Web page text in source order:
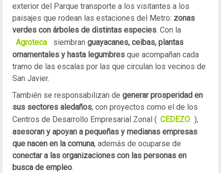
exterior del Parque transporte a los visitantes a los
paisajes que rodean las estaciones del Metro: zonas
verdes con árboles de distintas especies. Con la
Agroteca
siembran guayacanes, ceibas, plantas
ornamentales y hasta legumbres que acompañan cada
tramo de las escalas por las que circulan los vecinos de
San Javier.
También se responsabilizan de generar prosperidad en
sus sectores aledaños, con proyectos como el de los
Centros de Desarrollo Empresarial Zonal ( CEDEZO ),
asesoran y apoyan a pequeñas y medianas empresas
que nacen en la comuna, además de ocuparse de
conectar a las organizaciones con las personas en
busca de empleo.